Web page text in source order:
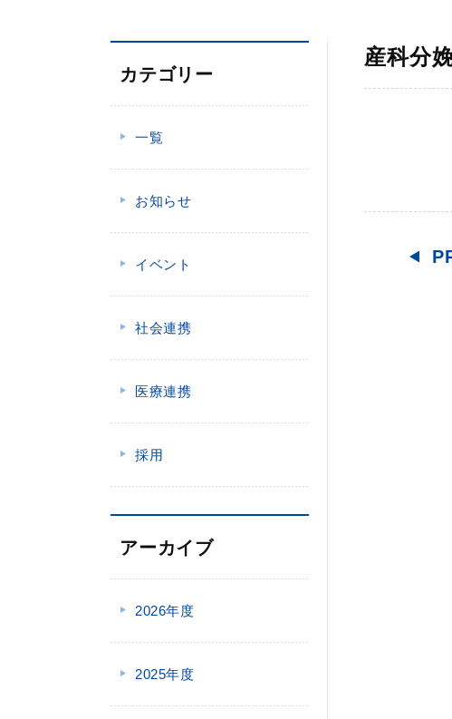
産科分
カテゴリー
一覧
お知らせ
イベント
社会連携
医療連携
採用
アーカイブ
2026年度
2025年度